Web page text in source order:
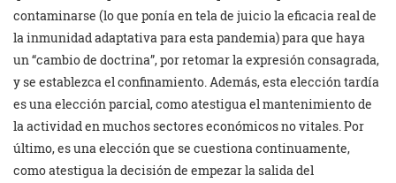
contaminarse (lo que ponía en tela de juicio la eficacia real de
la inmunidad adaptativa para esta pandemia) para que haya
un “cambio de doctrina”, por retomar la expresión consagrada,
y se establezca el confinamiento. Además, esta elección tardía
es una elección parcial, como atestigua el mantenimiento de
la actividad en muchos sectores económicos no vitales. Por
último, es una elección que se cuestiona continuamente,
como atestigua la decisión de empezar la salida del